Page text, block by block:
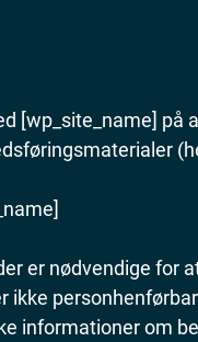
[wp_site_name] på
er nødvendige
ikke
informationer om